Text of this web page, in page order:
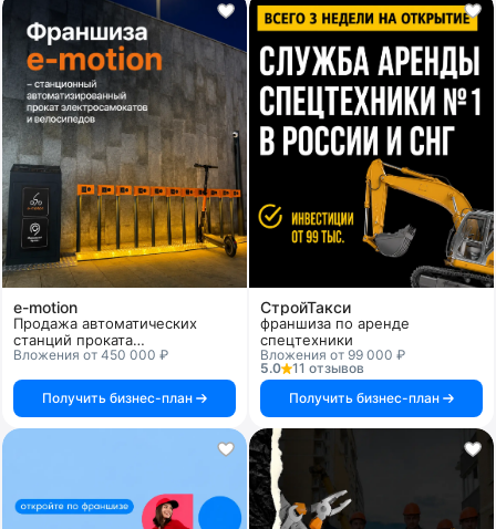
e-motion
Продажа автоматических
станций проката
микроэлектротранспорта
Вложения от 450 000 ₽
Получить бизнес-план
СтройТакси
франшиза по аренде
спецтехники
Вложения от 99 000 ₽
5.0
11 отзывов
Получить бизнес-план